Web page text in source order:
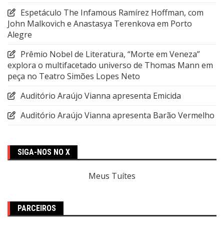
Espetáculo The Infamous Ramírez Hoffman, com
John Malkovich e Anastasya Terenkova em Porto
Alegre
Prêmio Nobel de Literatura, “Morte em Veneza”
explora o multifacetado universo de Thomas Mann em
peça no Teatro Simões Lopes Neto
Auditório Araújo Vianna apresenta Emicida
Auditório Araújo Vianna apresenta Barão Vermelho
SIGA-NOS NO X
Meus Tuítes
PARCEIROS